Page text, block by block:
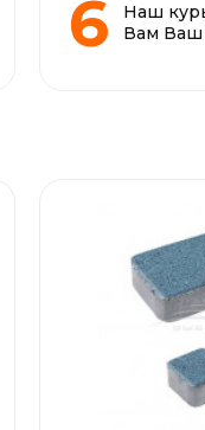
Наш
Вам Ваш